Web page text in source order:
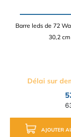
Barre leds de 72
30,2 cm
Délai sur
AJOUTER